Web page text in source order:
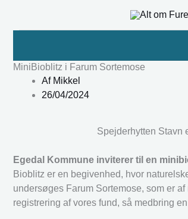
MiniBioblitz i Farum Sortemose
AfMikkel
26/04/2024
Spejderhytten Stavn
Egedal Kommune inviterer til en
Bioblitz er en begivenhed, hvor
undersøges Farum Sortemose, som er
registrering af vores fund, så medbring